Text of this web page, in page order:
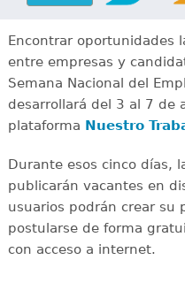
Encontrar oportunidades
entre empresas y
Semana Nacional del
desarrollará del 3 al 7 de
plataforma Nuestro
Durante esos cinco días,
publicarán vacantes en
usuarios podrán crear su
postularse de forma
con acceso a internet.